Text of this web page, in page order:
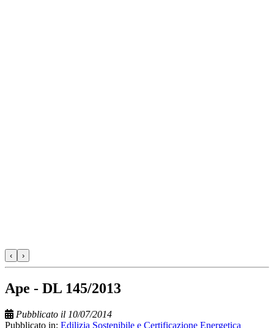
‹ ›
Ape - DL 145/2013
Pubblicato il 10/07/2014
Pubblicato in: Edilizia Sostenibile e Certificazione Energetica